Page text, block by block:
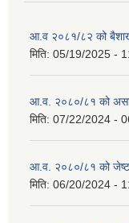
आ.व २०८१/८२ को
मिति: 05/19/2025 -
आ.व. २०८०/८१ को
मिति: 07/22/2024 -
आ.व. २०८०/८१ को जेष्ट
मिति: 06/20/2024 -